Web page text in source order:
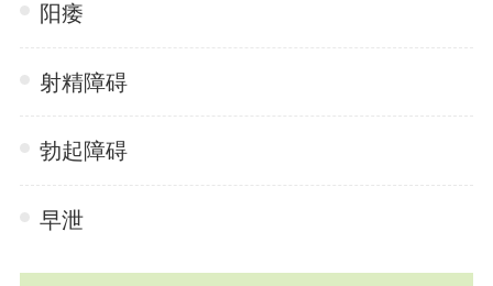
阳痿
射精障碍
勃起障碍
早泄